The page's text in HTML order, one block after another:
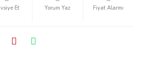
Et Yorum Yaz Fiyat Alarmı